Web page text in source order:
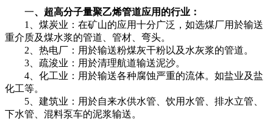
一、超高分子量聚乙烯管道应用的行业：
1、煤炭业：在矿山的应用十分广泛，如选煤厂用於输送
重介质及煤水浆的管道、管材、弯头。
2、热电厂：用於输送粉煤灰干粉以及水灰浆的管道。
3、疏浚业：用於清理航道输送泥沙。
4、化工业：用於输送各种腐蚀严重的流体。如盐业及盐
化工等。
5、建筑业：用於自来水供水管、饮用水管、排水立管、
下水管、混料泵车的泥浆输送。